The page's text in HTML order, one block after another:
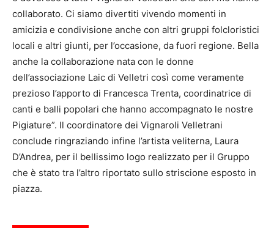
collaborato. Ci siamo divertiti vivendo momenti in
amicizia e condivisione anche con altri gruppi folcloristici
locali e altri giunti, per l’occasione, da fuori regione. Bella
anche la collaborazione nata con le donne
dell’associazione Laic di Velletri così come veramente
prezioso l’apporto di Francesca Trenta, coordinatrice di
canti e balli popolari che hanno accompagnato le nostre
Pigiature”. Il coordinatore dei Vignaroli Velletrani
conclude ringraziando infine l’artista veliterna, Laura
D’Andrea, per il bellissimo logo realizzato per il Gruppo
che è stato tra l’altro riportato sullo striscione esposto in
piazza.